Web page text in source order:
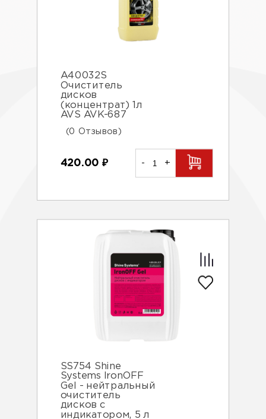
A40032S
Очиститель
дисков
(концентрат) 1л
AVS AVK-687
(0 Отзывов)
420.00 ₽ - +
SS754 Shine
Systems IronOFF
Gel - нейтральный
очиститель
дисков с
индикатором, 5 л